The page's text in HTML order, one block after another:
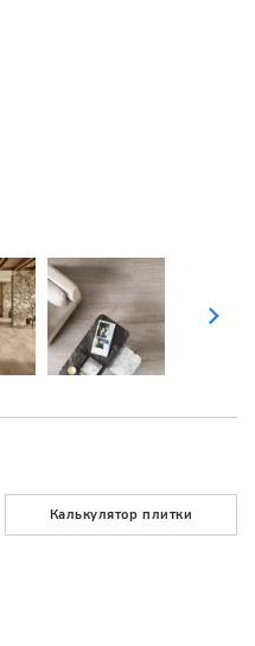
Калькулятор плитки